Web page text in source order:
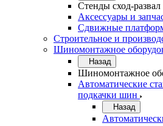
Стенды сход-развал
Аксессуары и
Сдвижные
Строительное и
Шиномонтажное
Назад
Шиномонтажное
Автоматические
подкачки шин
Назад